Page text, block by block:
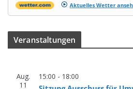
Aktuelles Wetter
Ver­an­stal­tun­gen
Aug.
11
15:00 - 18:00